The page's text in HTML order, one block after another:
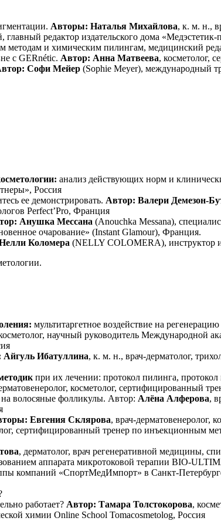
Авторы: Наталья Михайлова, к. м. н.,
редактор издательского дома «Медэстетик-
и химическим пилингам, медицинский
с GERnétic. Автор: Анна Матвеева, косметолог,
Софи Мейер (Sophie Meyer), международный
анализ действующих норм и
Россия
ее демонстрировать. Автор: Валери Демезон-
Perfect’Pro, Франция
Анушка Мессана (Anouchka Messana),
очарование» (Instant Glamour), Франция.
Коломера (NELLY COLOMERA), инструктор
мультитаргетное воздействие на
научный руководитель Международной
Айгуль Ибатуллина, к. м. н., врач-дерматолог,
при их лечении: протокол пилинга, протокол
косметолог, сертифицированный
на волосяные фолликулы. Автор: Алёна Алферова,
Евгения Склярова, врач-дерматовенеролог,
сертифицированный тренер по инъекционным
, дерматолог, врач регенеративной медицины,
аппарата микротоковой терапии BIO-
компаний «СпортМедИмпорт» в Санкт-
работает? Автор: Тамара Толстокорова,
химии Online School Tomacosmetolog, Россия